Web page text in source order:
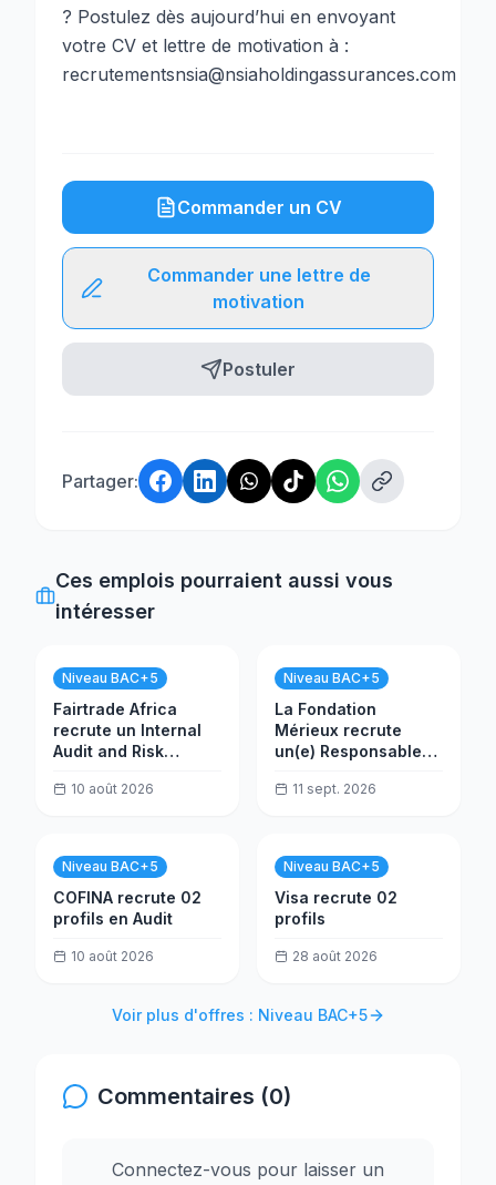
? Postulez dès aujourd’hui en envoyant
votre CV et lettre de motivation à :
recrutementsnsia@nsiaholdingassurances.com
Commander un CV
Commander une lettre de
motivation
Postuler
Partager:
Ces emplois pourraient aussi vous
intéresser
Niveau BAC+5
Fairtrade Africa
recrute un Internal
Audit and Risk
10 août 2026
Niveau BAC+5
La Fondation
Mérieux recrute
un(e) Responsable
PROALAB
11 sept. 2026
Niveau BAC+5
COFINA recrute 02
profils en Audit
10 août 2026
Niveau BAC+5
Visa recrute 02
profils
28 août 2026
Voir plus d'offres : Niveau BAC+5
Commentaires (0)
Connectez-vous pour laisser un